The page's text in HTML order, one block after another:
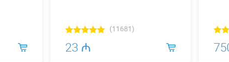
(11681)
23 ₼